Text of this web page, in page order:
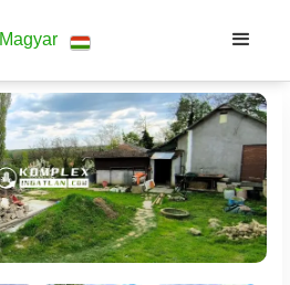
Magyar